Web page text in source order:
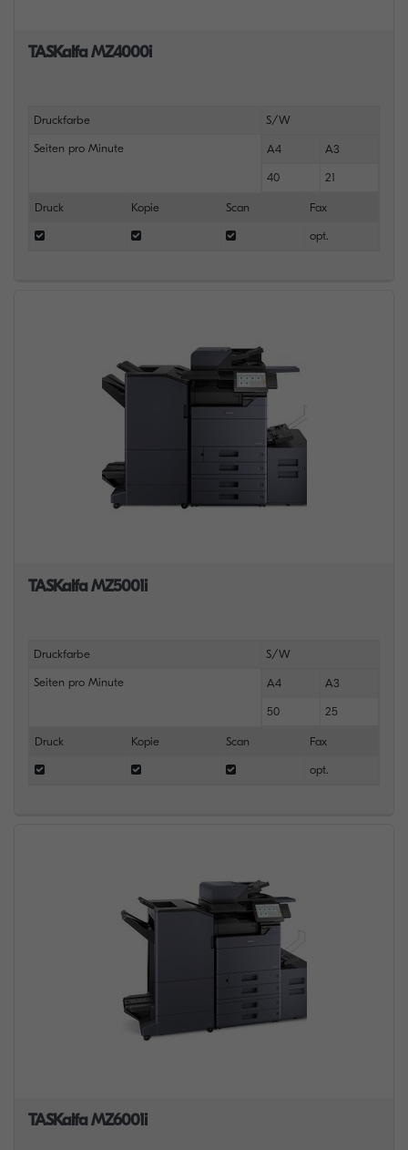
TASKalfa MZ4000i
Druckfarbe S/W
Seiten pro Minute A4 A3
40 21
Druck Kopie Scan Fax
opt.
TASKalfa MZ5001i
Druckfarbe S/W
Seiten pro Minute A4 A3
50 25
Druck Kopie Scan Fax
opt.
TASKalfa MZ6001i